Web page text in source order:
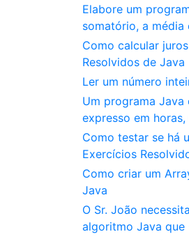
Elabore um
somatório, a
Como calcular
Resolvidos de Java
Ler um número
Um programa Java
expresso em
Como testar se há
Exercícios
Como criar um
Java
O Sr. João
algoritmo Java que